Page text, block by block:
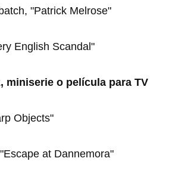
"Patrick Melrose"
English Scandal"
miniserie o película para TV
Objects"
at Dannemora"